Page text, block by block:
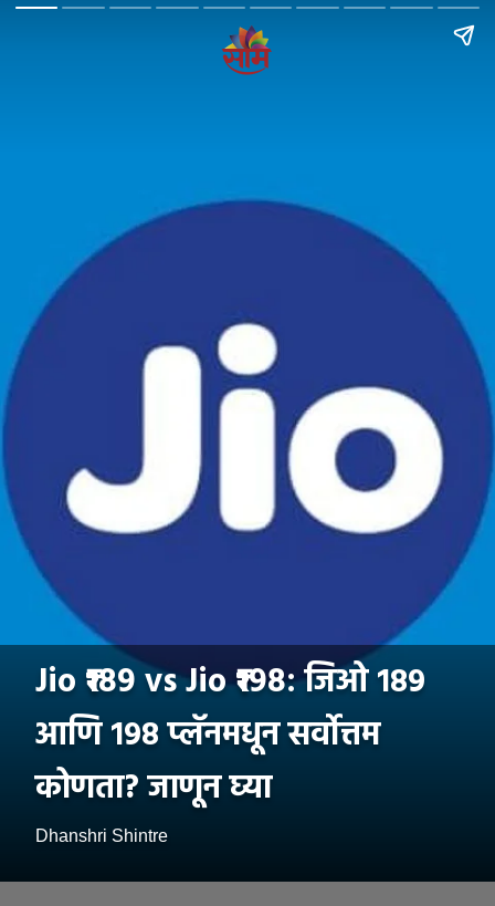
Jio ₹189 vs Jio ₹198: जिओ १८९
आणि १९८ प्लॅनमधून सर्वोत्तम
कोणता? जाणून घ्या
Dhanshri Shintre